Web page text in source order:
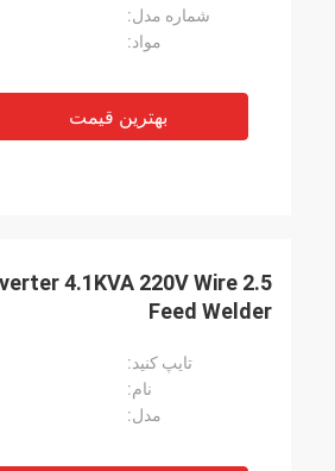
شماره مدل:
مواد:
بهترین قیمت
4.1KVA 220V Wire
Feed Welder
تایپ کنید:
نام:
مدل: